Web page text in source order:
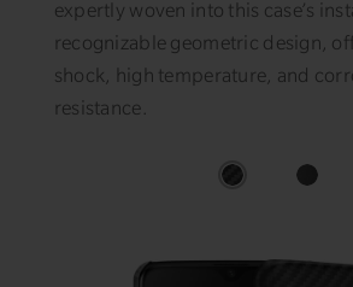
expertly woven into this case’s
recognizable geometric design,
shock, high temperature, and
resistance.